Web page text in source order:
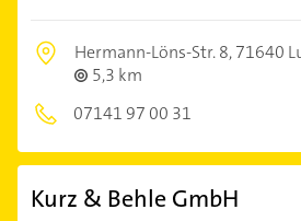
Hermann-Löns-Str. 8,71640
5,3 km
07141 97 00 31
Kurz & Behle GmbH